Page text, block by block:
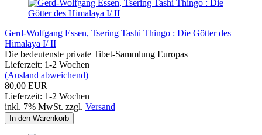
Gerd-Wolfgang Essen, Tsering Tashi Thingo : Die Götter des
Himalaya I/ II
Die bedeutenste private Tibet-Sammlung Europas
Lieferzeit: 1-2 Wochen
(Ausland abweichend)
80,00 EUR
Lieferzeit: 1-2 Wochen
inkl. 7% MwSt. zzgl. Versand
In den Warenkorb